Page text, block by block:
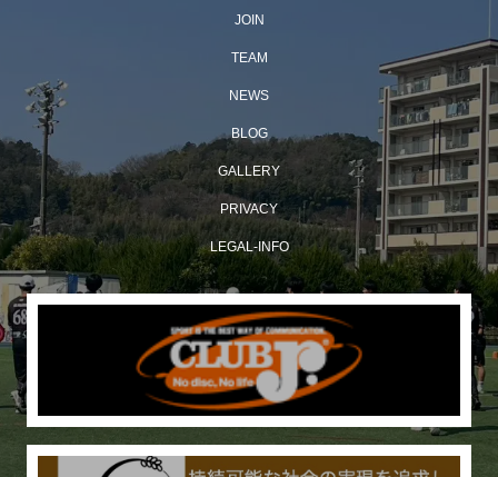
JOIN
TEAM
NEWS
BLOG
GALLERY
PRIVACY
LEGAL-INFO